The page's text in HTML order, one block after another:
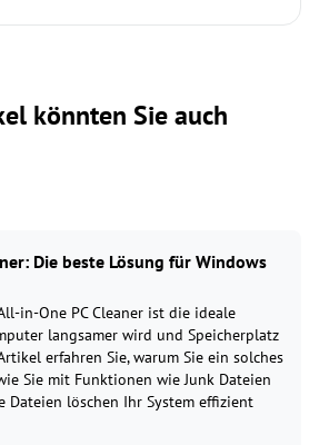
könnten Sie auch
Die beste Lösung für Windows
in-One PC Cleaner ist die ideale
langsamer wird und Speicherplatz
erfahren Sie, warum Sie ein solches
Sie mit Funktionen wie Junk Dateien
Dateien löschen Ihr System effizient